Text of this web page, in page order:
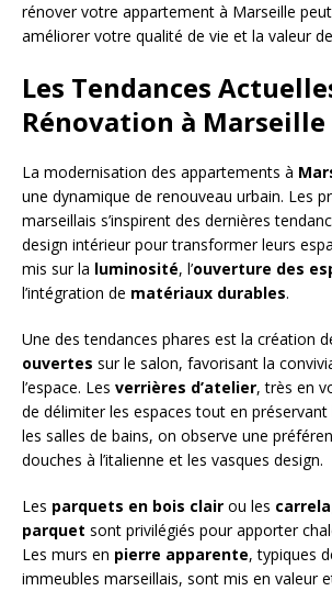
rénover votre appartement à Marseille
améliorer votre qualité de vie et la valeur
Les Tendances
Rénovation à Marseille
La modernisation des appartements à
une dynamique de renouveau urbain. Les
marseillais s’inspirent des dernières
design intérieur pour transformer leurs
mis sur la luminosité, l’ouverture des
l’intégration de matériaux durables.
Une des tendances phares est la création
ouvertes sur le salon, favorisant la
l’espace. Les verrières d’atelier, très en
de délimiter les espaces tout en
les salles de bains, on observe une
douches à l’italienne et les vasques design.
Les parquets en bois clair ou les
parquet sont privilégiés pour apporter
Les murs en pierre apparente, typiques
immeubles marseillais, sont mis en valeur